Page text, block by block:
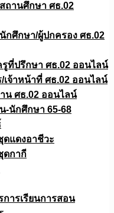
ถานศึกษา ศธ.02
กศึกษา/ผู้ปกครอง ศธ.02
ที่ปรึกษา ศธ.02 ออนไลน์
เจ้าหน้าที่ ศธ.02 ออนไลน์
น ศธ.02 ออนไลน์
-นักศึกษา 65-68
แดงอาชีวะ
ดกากี
ารเรียนการสอน